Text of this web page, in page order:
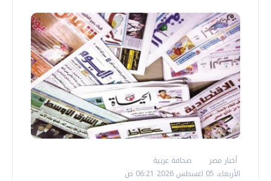
أخبار مصر
صحافة عربية
الأربعاء، 05 اغسطس 2026 06:21 ص